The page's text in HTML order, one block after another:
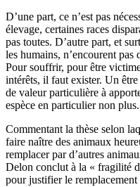
D’une part, ce n’est pas
élevage, certaines races
pas toutes. D’autre part, et
les humains, n’encourent pas
Pour souffrir, pour être
intérêts, il faut exister. Un
de valeur particulière à
espèce en particulier non plus.
Commentant la thèse selon
faire naître des animaux
remplacer par d’autres
Delon conclut à la « fragilité
pour justifier le remplacement